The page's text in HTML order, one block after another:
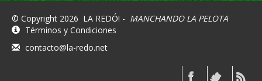
© Copyright 2026 LA REDÓ! - MANCHANDO LA PELOTA
Términos y Condiciones
contacto@la-redo.net